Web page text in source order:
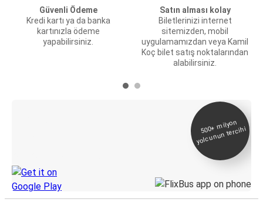
Güvenli Ödeme
Kredi kartı ya da banka
kartınızla ödeme
yapabilirsiniz.
Satın alması kolay
Biletlerinizi internet
sitemizden, mobil
uygulamamızdan veya Kamil
Koç bilet satış noktalarından
alabilirsiniz.
500+
milyon
yolcunun tercihi